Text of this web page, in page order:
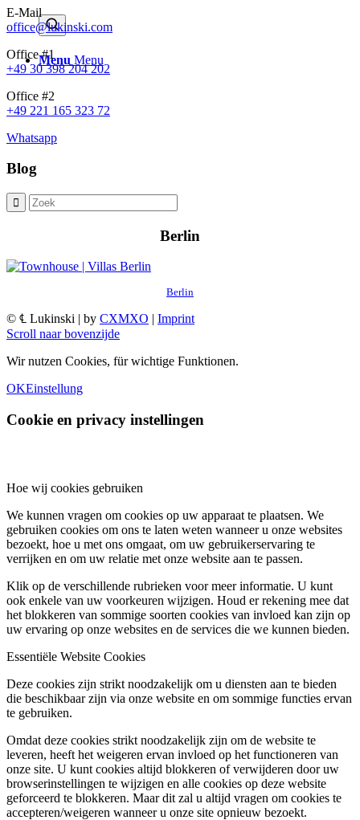
Menu Menu
E-Mail
office@lukinski.com
Office #1
+49 30 398 204 202
Office #2
+49 221 165 323 72
Whatsapp
Blog
Berlin
Berlin
© ℄ Lukinski | by CXMXO | Imprint
Scroll naar bovenzijde
Wir nutzen Cookies, für wichtige Funktionen.
OKEinstellung
Cookie en privacy instellingen
Hoe wij cookies gebruiken
We kunnen vragen om cookies op uw apparaat te plaatsen. We
gebruiken cookies om ons te laten weten wanneer u onze websites
bezoekt, hoe u met ons omgaat, om uw gebruikerservaring te
verrijken en om uw relatie met onze website aan te passen.
Klik op de verschillende rubrieken voor meer informatie. U kunt
ook enkele van uw voorkeuren wijzigen. Houd er rekening mee dat
het blokkeren van sommige soorten cookies van invloed kan zijn op
uw ervaring op onze websites en de services die we kunnen bieden.
Essentiële Website Cookies
Deze cookies zijn strikt noodzakelijk om u diensten aan te bieden
die beschikbaar zijn via onze website en om sommige functies ervan
te gebruiken.
Omdat deze cookies strikt noodzakelijk zijn om de website te
leveren, heeft het weigeren ervan invloed op het functioneren van
onze site. U kunt cookies altijd blokkeren of verwijderen door uw
browserinstellingen te wijzigen en alle cookies op deze website
geforceerd te blokkeren. Maar dit zal u altijd vragen om cookies te
accepteren/weigeren wanneer u onze site opnieuw bezoekt.